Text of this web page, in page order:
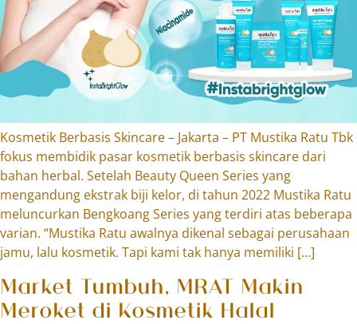
Kosmetik Berbasis Skincare – Jakarta – PT Mustika Ratu Tbk
fokus membidik pasar kosmetik berbasis skincare dari
bahan herbal. Setelah Beauty Queen Series yang
mengandung ekstrak biji kelor, di tahun 2022 Mustika Ratu
meluncurkan Bengkoang Series yang terdiri atas beberapa
varian. “Mustika Ratu awalnya dikenal sebagai perusahaan
jamu, lalu kosmetik. Tapi kami tak hanya memiliki […]
Market Tumbuh, MRAT Makin
Meroket di Kosmetik Halal